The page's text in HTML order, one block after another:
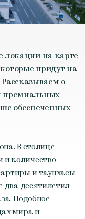
локации на карте
придут на
о
премиальных
обеспеченных
В столице
и количество
и таунхасы
два десятилетия
Подобное
мира и